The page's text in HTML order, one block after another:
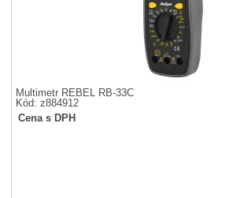
Multimetr REBEL RB-33C
Kód: z884912
Cena s DPH